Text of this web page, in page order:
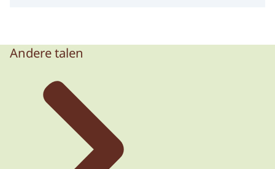
Andere talen